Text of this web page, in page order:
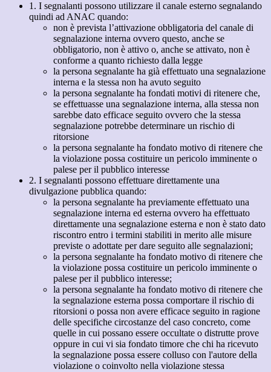
1. I segnalanti possono utilizzare il canale esterno segnalando
quindi ad ANAC quando:
non è prevista l’attivazione obbligatoria del canale di
segnalazione interna ovvero questo, anche se
obbligatorio, non è attivo o, anche se attivato, non è
conforme a quanto richiesto dalla legge
la persona segnalante ha già effettuato una segnalazione
interna e la stessa non ha avuto seguito
la persona segnalante ha fondati motivi di ritenere che,
se effettuasse una segnalazione interna, alla stessa non
sarebbe dato efficace seguito ovvero che la stessa
segnalazione potrebbe determinare un rischio di
ritorsione
la persona segnalante ha fondato motivo di ritenere che
la violazione possa costituire un pericolo imminente o
palese per il pubblico interesse
2. I segnalanti possono effettuare direttamente una
divulgazione pubblica quando:
la persona segnalante ha previamente effettuato una
segnalazione interna ed esterna ovvero ha effettuato
direttamente una segnalazione esterna e non è stato dato
riscontro entro i termini stabiliti in merito alle misure
previste o adottate per dare seguito alle segnalazioni;
la persona segnalante ha fondato motivo di ritenere che
la violazione possa costituire un pericolo imminente o
palese per il pubblico interesse;
la persona segnalante ha fondato motivo di ritenere che
la segnalazione esterna possa comportare il rischio di
ritorsioni o possa non avere efficace seguito in ragione
delle specifiche circostanze del caso concreto, come
quelle in cui possano essere occultate o distrutte prove
oppure in cui vi sia fondato timore che chi ha ricevuto
la segnalazione possa essere colluso con l'autore della
violazione o coinvolto nella violazione stessa